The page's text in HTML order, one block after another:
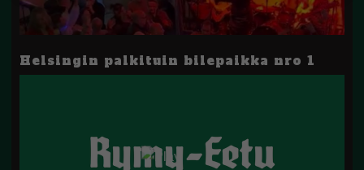
Helsingin palkituin bilepaikka nro 1